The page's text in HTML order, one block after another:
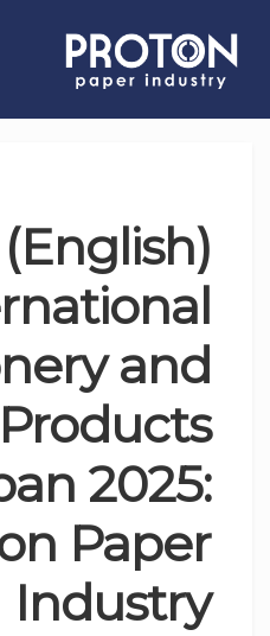
(English)
and
2025:
Paper
Industry